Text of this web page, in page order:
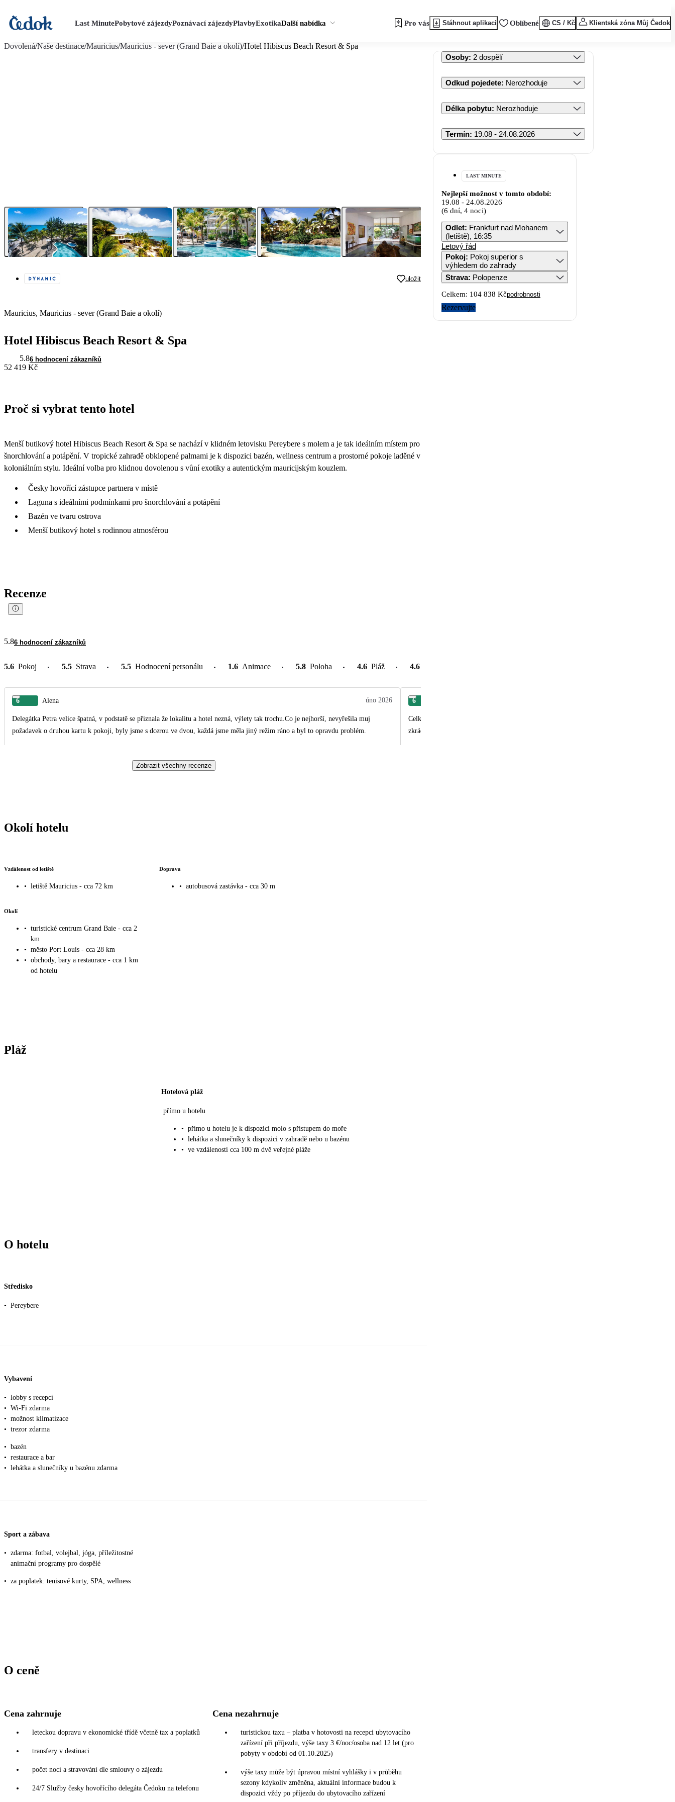
Last MinutePobytové zájezdyPoznávací zájezdyPlavbyExotikaDalší nabídka Pro vás Stáhnout aplikaci Oblíbené CS / Kč Klientská zóna Můj Čedok
Dovolená/Naše destinace/Mauricius/Mauricius - sever (Grand Baie a okolí)/Hotel Hibiscus Beach Resort & Spa
uložit
Mauricius, Mauricius - sever (Grand Baie a okolí)
Hotel Hibiscus Beach Resort & Spa
5.86 hodnocení zákazníků
52 419 Kč
Proč si vybrat tento hotel
Menší butikový hotel Hibiscus Beach Resort & Spa se nachází v klidném letovisku Pereybere s molem a je tak ideálním místem pro
šnorchlování a potápění. V tropické zahradě obklopené palmami je k dispozici bazén, wellness centrum a prostorné pokoje laděné v
koloniálním stylu. Ideální volba pro klidnou dovolenou s vůní exotiky a autentickým mauricijským kouzlem.
Česky hovořící zástupce partnera v místě
Laguna s ideálními podmínkami pro šnorchlování a potápění
Bazén ve tvaru ostrova
Menší butikový hotel s rodinnou atmosférou
Recenze
5.86 hodnocení zákazníků
5.6 Pokoj 5.5 Strava 5.5 Hodnocení personálu 1.6 Animace 5.8 Poloha 4.6 Pláž 4.6
6 Alena úno 2026
Delegátka Petra velice špatná, v podstatě se přiznala že lokalitu a hotel nezná, výlety tak trochu.Co je nejhorší, nevyřešila muj
požadavek o druhou kartu k pokoji, byly jsme s dcerou ve dvou, každá jsme měla jiný režim ráno a byl to opravdu problém.
6
Celkově velká spokojenost, pouze letadla od Turkish měla zpoždění a tak jsme nestihly
zkrácení dovolené o 1 den a nocleh v Istambulu, při návratu 6 hodin čekání na další letadlo...
Zobrazit všechny recenze
Okolí hotelu
Vzdálenost od letiště
• letiště Mauricius - cca 72 km
Doprava
• autobusová zastávka - cca 30 m
Okolí
• turistické centrum Grand Baie - cca 2
km
• město Port Louis - cca 28 km
• obchody, bary a restaurace - cca 1 km
od hotelu
Pláž
Hotelová pláž
přímo u hotelu
• přímo u hotelu je k dispozici molo s přístupem do moře
• lehátka a slunečníky k dispozici v zahradě nebo u bazénu
• ve vzdálenosti cca 100 m dvě veřejné pláže
O hotelu
Středisko
• Pereybere
Vybavení
• lobby s recepcí
• Wi-Fi zdarma
• možnost klimatizace
• trezor zdarma
• bazén
• restaurace a bar
• lehátka a slunečníky u bazénu zdarma
Sport a zábava
• zdarma: fotbal, volejbal, jóga, příležitostné
animační programy pro dospělé
• za poplatek: tenisové kurty, SPA, wellness
O ceně
Cena zahrnuje
leteckou dopravu v ekonomické třídě včetně tax a poplatků
transfery v destinaci
počet nocí a stravování dle smlouvy o zájezdu
24/7 Služby česky hovořícího delegáta Čedoku na telefonu
Cena nezahrnuje
turistickou taxu – platba v hotovosti na recepci ubytovacího
zařízení při příjezdu, výše taxy 3 €/noc/osoba nad 12 let (pro
pobyty v období od 01.10.2025)
výše taxy může být úpravou místní vyhlášky i v průběhu
sezony kdykoliv změněna, aktuální informace budou k
dispozici vždy po příjezdu do ubytovacího zařízení
Osoby: 2 dospělí
Odkud pojedete: Nerozhoduje
Délka pobytu: Nerozhoduje
Termín: 19.08 - 24.08.2026
LAST MINUTE
Nejlepší možnost v tomto období:
19.08 - 24.08.2026
(6 dní, 4 noci)
Odlet: Frankfurt nad Mohanem
(letiště), 16:35
Letový řád
Pokoj: Pokoj superior s
výhledem do zahrady
Strava: Polopenze
Celkem: 104 838 Kčpodrobnosti
Rezervujte